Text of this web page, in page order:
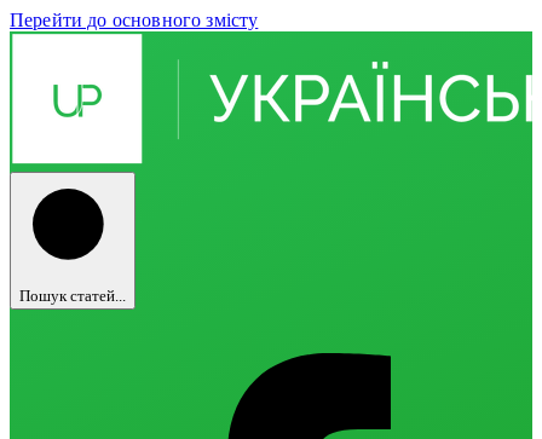
Перейти до основного змісту
Пошук статей...